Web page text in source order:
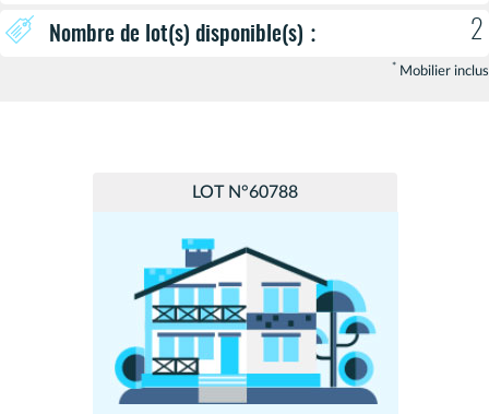
Nombre de lot(s) disponible(s) : 2
* Mobilier inclus
LOT N°60788